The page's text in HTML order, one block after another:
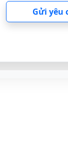
Gửi yêu